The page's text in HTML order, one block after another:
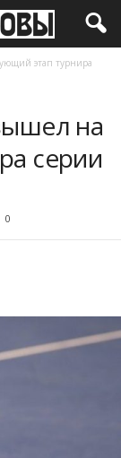
этап турнира
на
серии
0